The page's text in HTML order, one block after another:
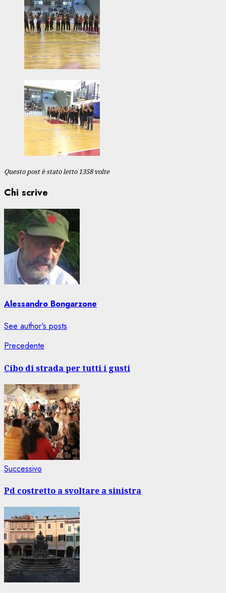
Questo post è stato letto 1358 volte
Chi scrive
Alessandro Bongarzone
See author's posts
Navigazione
articolo
Precedente
Cibo di strada per tutti i gusti
Successivo
Pd costretto a svoltare a sinistra